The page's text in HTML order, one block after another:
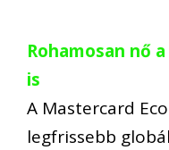
Rohamosan nő
is
A Mastercard
legfrissebb